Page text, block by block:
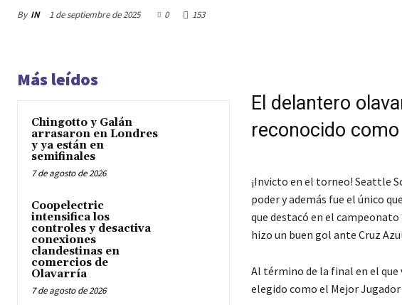
By IN 1 de septiembre de 2025 0 153
Más leídos
Chingotto y Galán
arrasaron en Londres
y ya están en
semifinales
7 de agosto de 2026
Coopelectric
intensifica los
controles y desactiva
conexiones
clandestinas en
comercios de
Olavarría
7 de agosto de 2026
El delantero
reconocido
¡Invicto en el torneo! Seattle
poder y además fue el único
que destacó en el
hizo un buen gol ante Cruz
Al término de la final en el
elegido como el Mejor